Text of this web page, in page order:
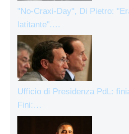
"No-Craxi-Day", Di Pietro:
latitante".…
Ufficio di Presidenza PdL:
Fini:…